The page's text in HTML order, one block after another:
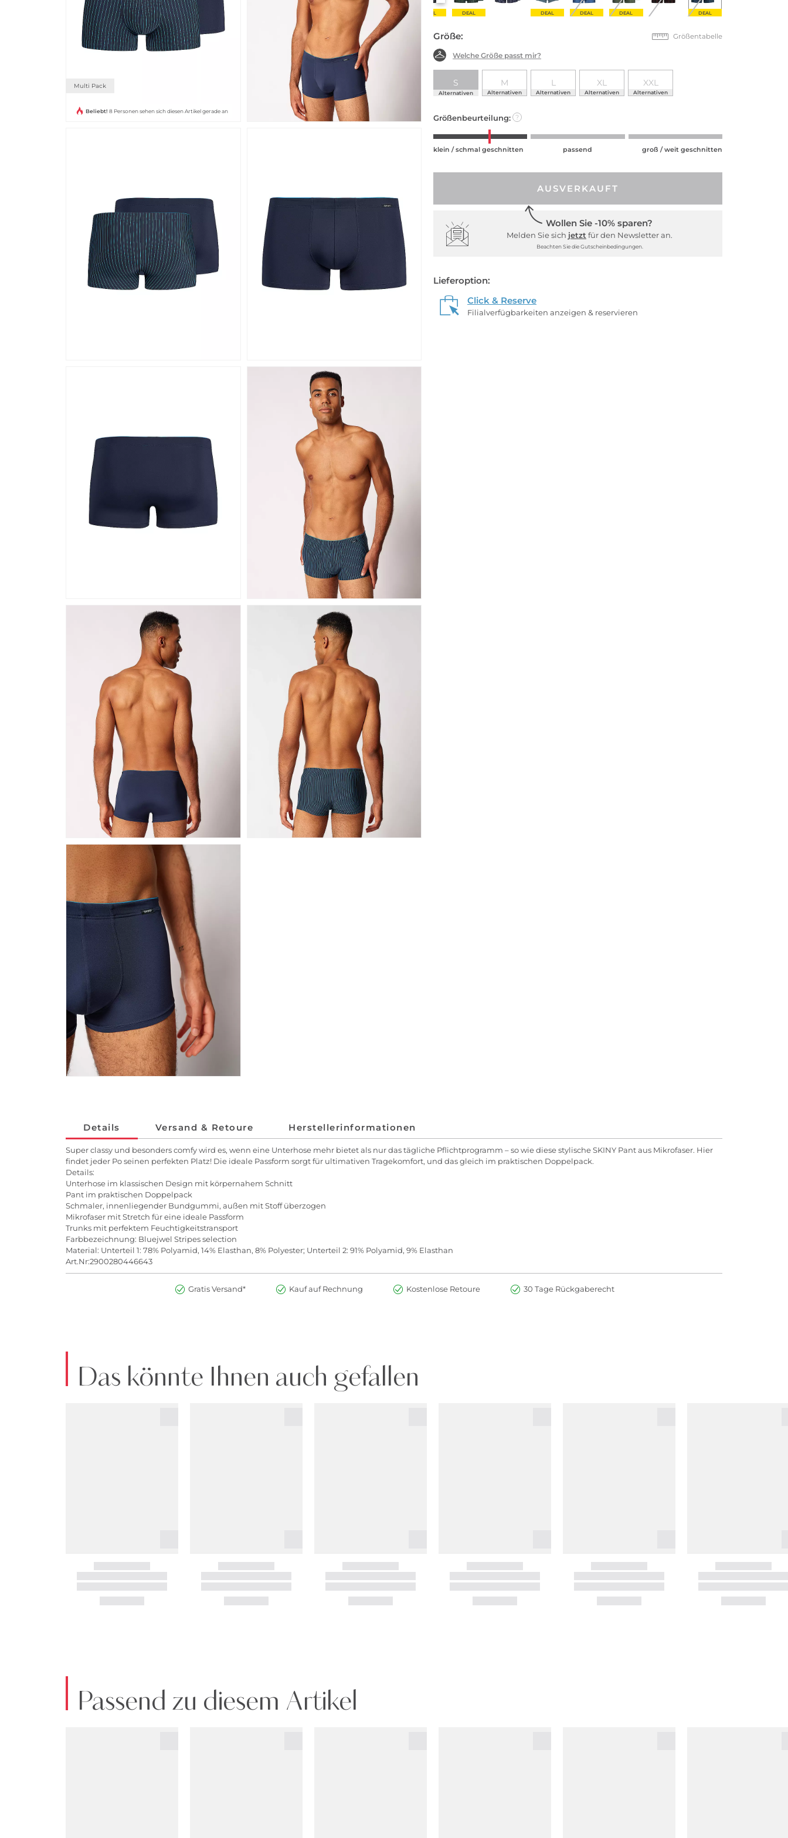
Multi Pack
Beliebt! 8 Personen sehen sich diesen Artikel gerade an
DEAL DEAL DEAL DEAL DEAL DEAL
Größe: Größentabelle
Welche Größe passt mir?
S
Alternativen
M
Alternativen
L
Alternativen
XL
Alternativen
XXL
Alternativen
Größenbeurteilung: ?
klein / schmal geschnitten passend groß / weit geschnitten
AUSVERKAUFT
Wollen Sie -10% sparen?
Melden Sie sich jetzt für den Newsletter an.
Beachten Sie die Gutscheinbedingungen.
Lieferoption:
Click & Reserve
Filialverfügbarkeiten anzeigen & reservieren
Details Versand & Retoure Herstellerinformationen
Super classy und besonders comfy wird es, wenn eine Unterhose mehr bietet als nur das tägliche Pflichtprogramm – so wie diese stylische SKINY Pant aus Mikrofaser. Hier
findet jeder Po seinen perfekten Platz! Die ideale Passform sorgt für ultimativen Tragekomfort, und das gleich im praktischen Doppelpack.
Details:
Unterhose im klassischen Design mit körpernahem Schnitt
Pant im praktischen Doppelpack
Schmaler, innenliegender Bundgummi, außen mit Stoff überzogen
Mikrofaser mit Stretch für eine ideale Passform
Trunks mit perfektem Feuchtigkeitstransport
Farbbezeichnung: Bluejwel Stripes selection
Material: Unterteil 1: 78% Polyamid, 14% Elasthan, 8% Polyester; Unterteil 2: 91% Polyamid, 9% Elasthan
Art.Nr:2900280446643
Gratis Versand* Kauf auf Rechnung Kostenlose Retoure 30 Tage Rückgaberecht
Das könnte Ihnen auch gefallen
Passend zu diesem Artikel